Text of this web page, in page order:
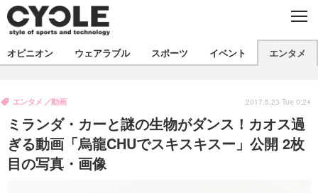
C
O
S
E
製品/用品
衣類
飲食
バックナンバー
コラム
インプレ
ボイス
デバイス
ビジネス
国内
海外
スポーツ
短信
イベント
オピニオン ウェアラブル スポーツ イベント エンタメ
ミランダ・カーと謎の生物がダンス！カオス過
ぎる動画「烏龍CHUでスキスキスー」公開 2枚
目の写真・画像
エンタメ 動画 2017.5.23 Tue 0:24